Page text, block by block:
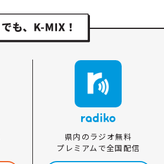
県内のラジオ無料
プレミアムで全国配信